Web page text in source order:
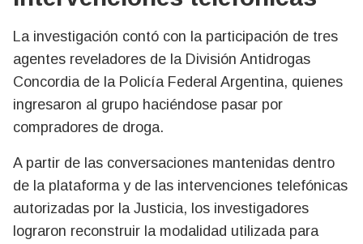
La investigación contó con la participación de tres
agentes reveladores de la División Antidrogas
Concordia de la Policía Federal Argentina, quienes
ingresaron al grupo haciéndose pasar por
compradores de droga.
A partir de las conversaciones mantenidas dentro
de la plataforma y de las intervenciones telefónicas
autorizadas por la Justicia, los investigadores
lograron reconstruir la modalidad utilizada para